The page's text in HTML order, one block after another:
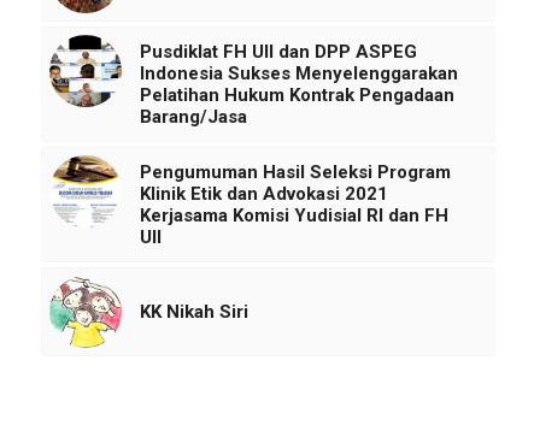
Pusdiklat FH UII dan DPP ASPEG
Indonesia Sukses Menyelenggarakan
Pelatihan Hukum Kontrak Pengadaan
Barang/Jasa
Pengumuman Hasil Seleksi Program
Klinik Etik dan Advokasi 2021
Kerjasama Komisi Yudisial RI dan FH
UII
KK Nikah Siri